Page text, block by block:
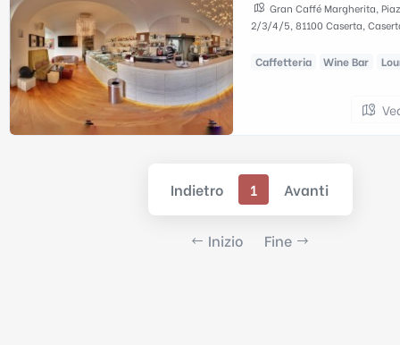
Gran Caffé Margherita,
2/3/4/5, 81100 Caserta,
Caffetteria Wine Bar
Indietro 1 Avanti
Inizio Fine